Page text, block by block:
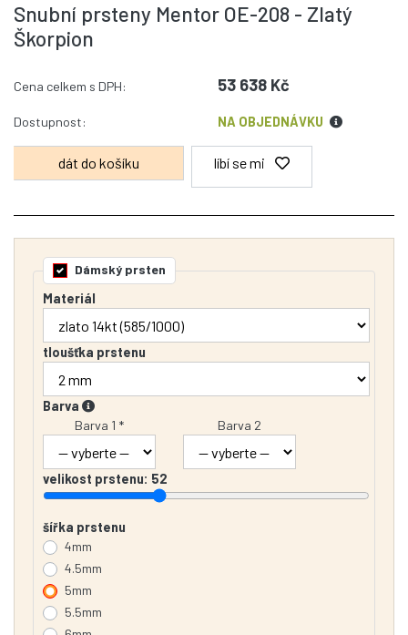
Snubní prsteny Mentor OE-208 - Zlatý
Škorpion
Cena celkem s DPH: 53 638 Kč
Dostupnost: NA OBJEDNÁVKU
líbí se mi
Dámský prsten
Materiál
tloušťka prstenu
Barva
Barva 1 *
Barva 2
velikost prstenu: 52
šířka prstenu
4mm
4.5mm
5mm
5.5mm